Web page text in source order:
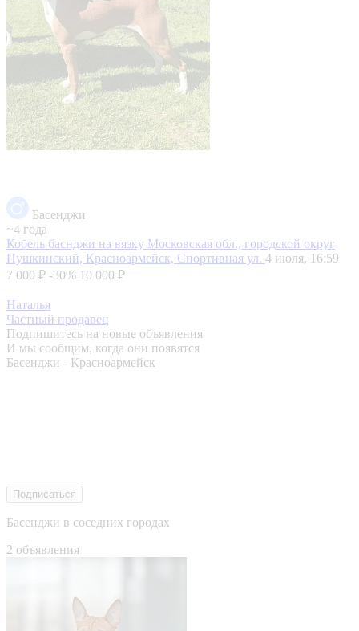
Басенджи
~4 года
Кобель баснджи на вязку Московская обл., городской округ
Пушкинский, Красноармейск, Спортивная ул. 4 июля, 16:59
7 000 ₽ -30% 10 000 ₽
Наталья
Частный продавец
Подпишитесь на новые объявления
И мы сообщим, когда они появятся
Басенджи - Красноармейск
Подписаться
Басенджи в соседних городах
2 объявления